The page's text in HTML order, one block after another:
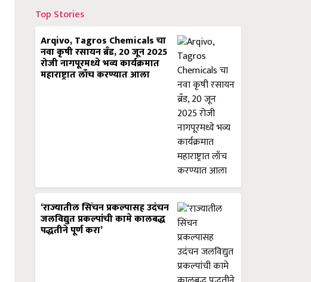
Top Stories
Arqivo, Tagros Chemicals चा
नवा कृषी रसायन ब्रँड, 20 जून 2025
रोजी नागपूरमध्ये भव्य कार्यक्रमात
महाराष्ट्रात लाँच करण्यात आला
‘राज्यातील सिंचन प्रकल्पासह उदंचन
जलविद्युत प्रकल्पांची कामे कालबद्ध
पद्धतीने पूर्ण करा’